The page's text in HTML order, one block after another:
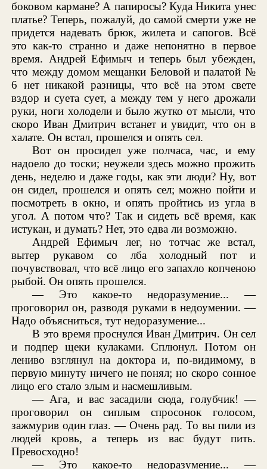
боковом кармане? А папиросы? Куда Никита унес
платье? Теперь, пожалуй, до самой смерти уже не
придется надевать брюк, жилета и сапогов. Всё
это как-то странно и даже непонятно в первое
время. Андрей Ефимыч и теперь был убежден,
что между домом мещанки Беловой и палатой №
6 нет никакой разницы, что всё на этом свете
вздор и суета сует, а между тем у него дрожали
руки, ноги холодели и было жутко от мысли, что
скоро Иван Дмитрич встанет и увидит, что он в
халате. Он встал, прошелся и опять сел.
Вот он просидел уже полчаса, час, и ему
надоело до тоски; неужели здесь можно прожить
день, неделю и даже годы, как эти люди? Ну, вот
он сидел, прошелся и опять сел; можно пойти и
посмотреть в окно, и опять пройтись из угла в
угол. А потом что? Так и сидеть всё время, как
истукан, и думать? Нет, это едва ли возможно.
Андрей Ефимыч лег, но тотчас же встал,
вытер рукавом со лба холодный пот и
почувствовал, что всё лицо его запахло копченою
рыбой. Он опять прошелся.
— Это какое-то недоразумение... —
проговорил он, разводя руками в недоумении. —
Надо объясниться, тут недоразумение...
В это время проснулся Иван Дмитрич. Он сел
и подпер щеки кулаками. Сплюнул. Потом он
лениво взглянул на доктора и, по-видимому, в
первую минуту ничего не понял; но скоро сонное
лицо его стало злым и насмешливым.
— Ага, и вас засадили сюда, голубчик! —
проговорил он сиплым спросонок голосом,
зажмурив один глаз. — Очень рад. То вы пили из
людей кровь, а теперь из вас будут пить.
Превосходно!
— Это какое-то недоразумение... —